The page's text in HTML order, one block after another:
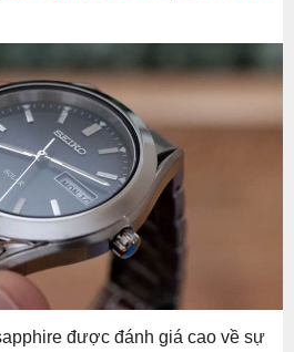
được đánh giá cao về sự